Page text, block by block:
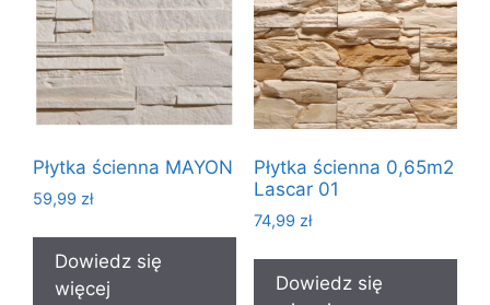
Płytka ścienna MAYON
59,99 zł
Dowiedz się
więcej
Płytka ścienna 0,65m2
Lascar 01
74,99 zł
Dowiedz się